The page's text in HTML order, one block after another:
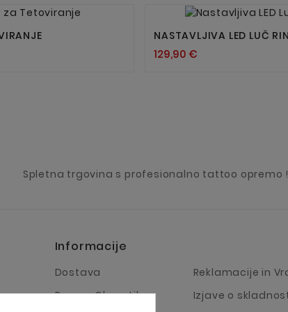
  
NASTAVLJIVA LED LUČ
129,90 €
Spletna trgovina s profesionalno tattoo opremo !
Informacije
Dostava
Pravno Obvestilo
Reklamacije in
Izjave o